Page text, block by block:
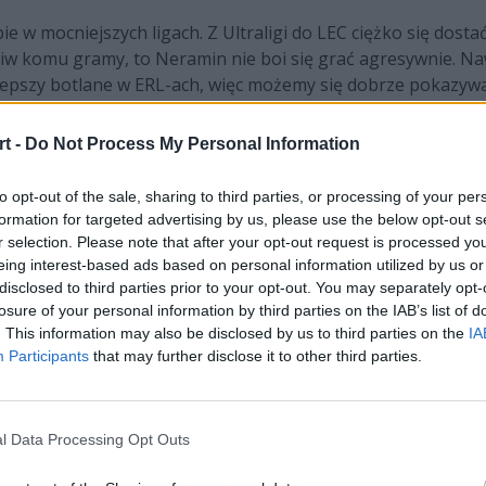
- Do Not Process My Personal Information
opt-out of the sale, sharing to third parties, or processing of your
for targeted advertising by us, please use the below opt-out
selection. Please note that after your opt-out request is processed
interest-based ads based on personal information utilized by us
to third parties prior to your opt-out. You may separately
of your personal information by third parties on the IAB’s list of
This information may also be disclosed by us to third parties on the
Participants that may further disclose it to other third parties.
Data Processing Opt Outs
w mocniejszych ligach. Z Ultraligi do LEC ciężko się
komu gramy, to Neramin nie boi się grać agresywnie.
botlane w ERL-ach, więc możemy się dobrze
Ultraligę z Cybersport.pl: